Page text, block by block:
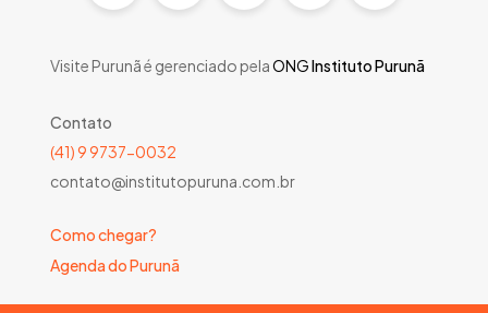
Visite Purunã é gerenciado pelaONGInstituto Purunã
Contato
(41) 9 9737-0032
contato@institutopuruna.com.br
Como chegar?
Agenda do Purunã